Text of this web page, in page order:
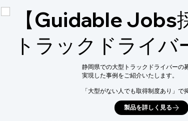
■佐川グローバルロジスティクス様の
■両社の経営理念・ビジョンについて
■双方への期待
■今後に向けて
※詳しくはPDF資料をご覧いただくか
【Guidable Jobs
トラックドライバ
静岡県での大型トラックドライバーの
実現した事例をご紹介いたします。
「大型がない人でも取得制度あり」で
中型免許取得者2名、大型取得者5名を
掲載日数180日で7名の採用に繋がりま
製品を詳しく見る